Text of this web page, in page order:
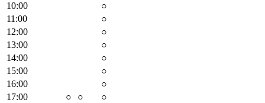
10:00
○
11 :00
○
12:00
○
13:00
○
14:00
○
15:00
○
16:00
○
17:00 ○ ○
○